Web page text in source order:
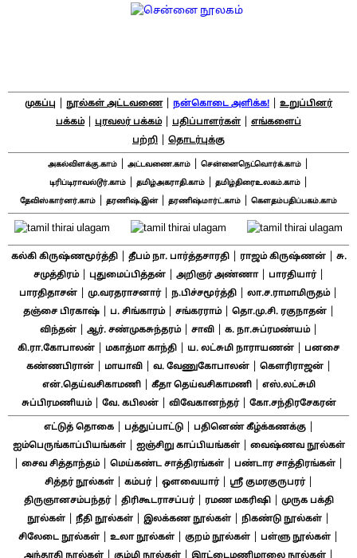
முகப்பு நூல்கள் அட்டவணை| நன்கொடை அளிக்க!
உறுப்பினர்
பக்கம்| புரவலர் பக்கம்| பதிப்பாளர்கள்
எங்களைப்
பற்றி
தொடர்புக்கு
அகல்விளக்கு.காம் அட்டவணை.காம் சென்னைநெட்வொர்க்.காம்
டிரிப்டிராவல்டூர்.காம்| தமிழ்அகராதி.காம்| தமிழ்திரைஉலகம்.காம்|
தேவிஸ்கார்னர்.காம் தரணிஷ்.இன்| தரணிஷ்மார்ட்.காம் கௌதம்பதிப்பகம்.காம்
கல்கி கிருஷ்ணமூர்த்தி| தீபம் நா. பார்த்தசாரதி| ராஜம் கிருஷ்ணன்|
சு.
சமுத்திரம்| புதுமைப்பித்தன்| அறிஞர் அண்ணா| பாரதியார்|
பாரதிதாசன் மு.வரதராசனார்| ந.பிச்சமூர்த்தி லா.ச.ராமாமிருதம்|
தஞ்சை பிரகாஷ்| ப. சிங்காரம்| சங்கரராம்| தொ.மு.சி. ரகுநாதன்|
விந்தன்| ஆர். சண்முகசுந்தரம்| சாவி| க. நா.சுப்ரமண்யம்|
கி.ரா.கோபாலன் மகாத்மா காந்தி ய. லட்சுமி நாராயணன்
பனசை
கண்ணபிரான்| மாயாவி| வ. வேணுகோபாலன்| கௌரிராஜன்|
என்.தெய்வசிகாமணி| கீதா தெய்வசிகாமணி|
எஸ்.லட்சுமி
சுப்பிரமணியம்| வே. கபிலன்| விவேகானந்தர்| கோ.சந்திரசேகரன்
எட்டுத் தொகை| பத்துப்பாட்டு| பதினெண் கீழ்க்கணக்கு|
ஐம்பெருங்காப்பியங்கள்| ஐஞ்சிறு காப்பியங்கள்| வைஷ்ணவ நூல்கள்
சைவ சித்தாந்தம்| மெய்கண்ட சாத்திரங்கள் பண்டார சாத்திரங்கள்
சித்தர் நூல்கள்| கம்பர்| ஔவையார்| ஸ்ரீ குமரகுருபரர்|
திருஞானசம்பந்தர்| திரிகூடராசப்பர்| ரமண மகரிஷி|
முருக பக்தி
நூல்கள்
நீதி நூல்கள் இலக்கண நூல்கள் நிகண்டு நூல்கள்
சிலேடை நூல்கள் உலா நூல்கள் குறம் நூல்கள் பள்ளு நூல்கள்
அந்தாதி நூல்கள் கும்மி நூல்கள் இரட்டைமணிமாலை நூல்கள்